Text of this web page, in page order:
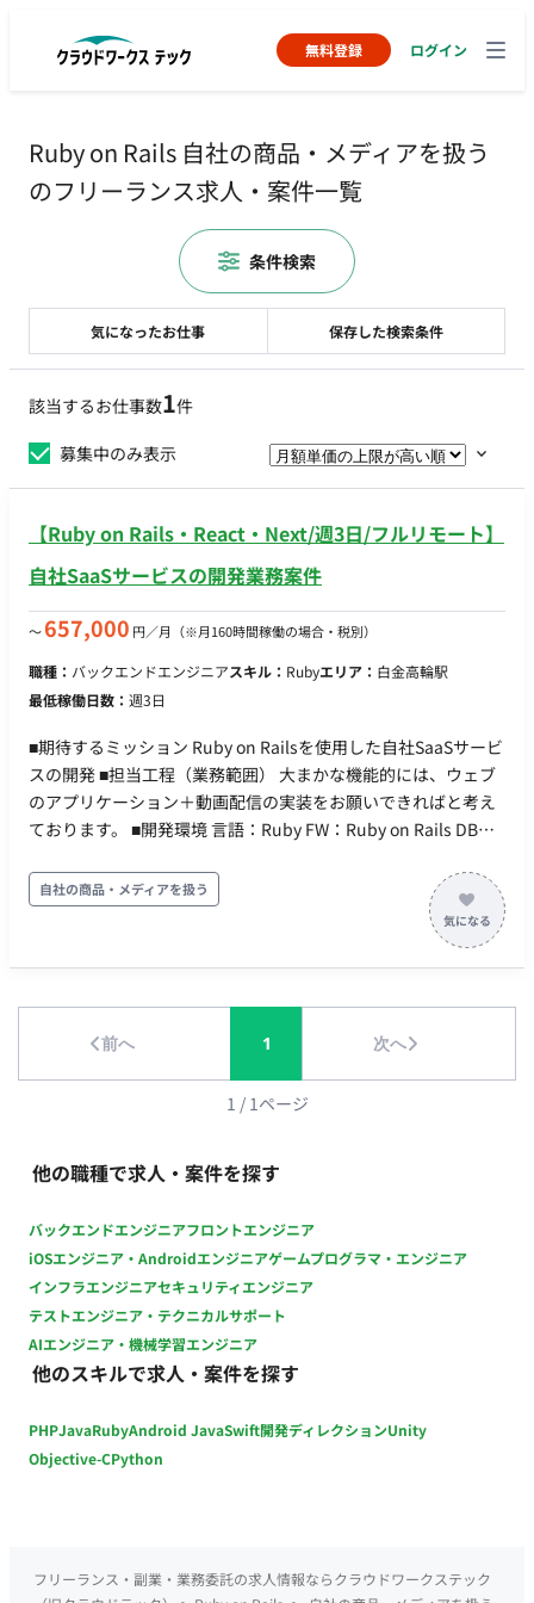
無料登録 ログイン
Ruby on Rails 自社の商品・メディアを扱う
のフリーランス求人・案件一覧
該当するお仕事数1件
募集中のみ表示
【Ruby on Rails・React・Next/週3日/フルリモート】
自社SaaSサービスの開発業務案件
〜657,000 円／月 （※月160時間稼働の場合・税別）
職種： バックエンドエンジニアスキル： Rubyエリア： 白金高輪駅
最低稼働日数： 週3日
■期待するミッション Ruby on Railsを使用した自社SaaSサービ
スの開発 ■担当工程（業務範囲） 大まかな機能的には、ウェブ
のアプリケーション＋動画配信の実装をお願いできればと考え
ております。 ■開発環境 言語：Ruby FW：Ruby on Rails DB：
バーチャルオンリー株主総会で支援件数No.1を獲得 事業拡大に
伴い、機能など拡充予定 ■案件の魅力（会社について・サービ
スについて） ・自社SaaSサービスの案件です。 ・フルリモー
トで参画可能です。
自社の商品・メディアを扱う
前へ 1 次へ
1 / 1ページ
他の職種で求人・案件を探す
バックエンドエンジニアフロントエンジニア
iOSエンジニア・Androidエンジニアゲームプログラマ・エンジニア
インフラエンジニアセキュリティエンジニア
テストエンジニア・テクニカルサポート
AIエンジニア・機械学習エンジニア
他のスキルで求人・案件を探す
PHPJavaRubyAndroid JavaSwift開発ディレクションUnity
Objective-CPython
気になったお仕事 保存した検索条件
条件検索
フリーランス・副業・業務委託の求人情報ならクラウドワークステック